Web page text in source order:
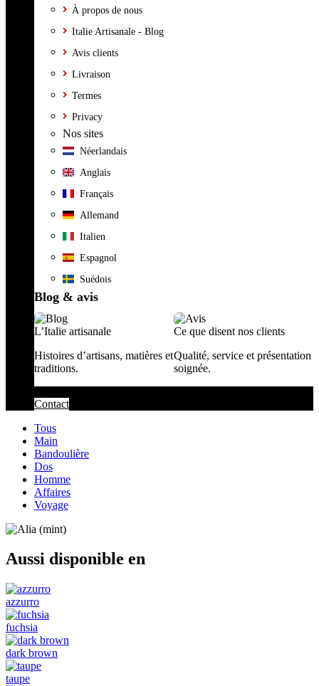
À propos de nous
Italie Artisanale - Blog
Avis clients
Livraison
Termes
Privacy
Nos sites
Néerlandais
Anglais
Français
Allemand
Italien
Espagnol
Suédois
Blog & avis
L’Italie artisanale
Histoires d’artisans, matières et
traditions.
Ce que disent nos clients
Qualité, service et présentation
soignée.
Contact
Tous
Main
Bandoulière
Dos
Homme
Affaires
Voyage
Aussi disponible en
azzurro
fuchsia
dark brown
taupe